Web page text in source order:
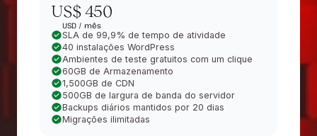
US$ 450
USD / mês
SLA de 99,9% de tempo de atividade
40 instalações WordPress
Ambientes de teste gratuitos com um clique
60GB de Armazenamento
1,500GB de CDN
500GB de largura de banda do servidor
Backups diários mantidos por 20 dias
Migrações ilimitadas